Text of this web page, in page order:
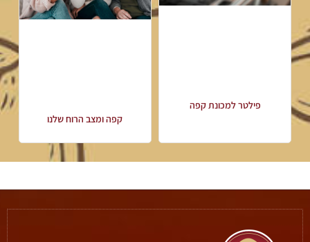
פילטר למכונת קפה
קפה ומצב הרוח שלנו